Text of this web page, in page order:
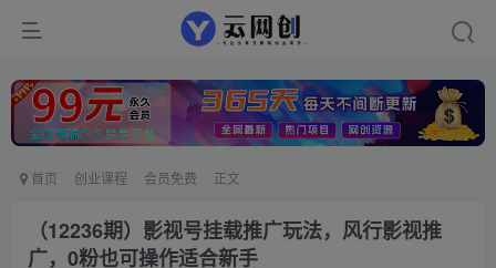
首页 创业课程 会员免费 正文
（12236期）影视号挂载推广玩法，风行影视推
广，0粉也可操作适合新手